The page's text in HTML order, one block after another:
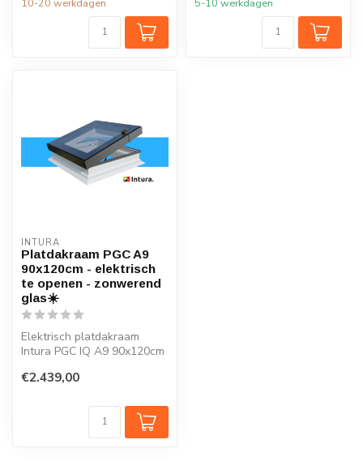
10-20 werkdagen 5-10 werkdagen
INTURA
Platdakraam PGC A9
90x120cm - elektrisch
te openen - zonwerend
glas☀️
Elektrisch platdakraam
Intura PGC IQ A9 90x120cm
eenv...
€2.439,00